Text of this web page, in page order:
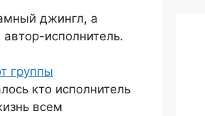
джингл, а
исполнитель.
группы
кто исполнитель
всем